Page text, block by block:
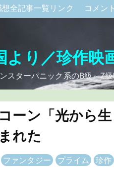
全記事一覧リンク コメン
より／珍作映
スターパニック系のB級～Z
コーン「光か
れた
ファンタジー プライム 珍作